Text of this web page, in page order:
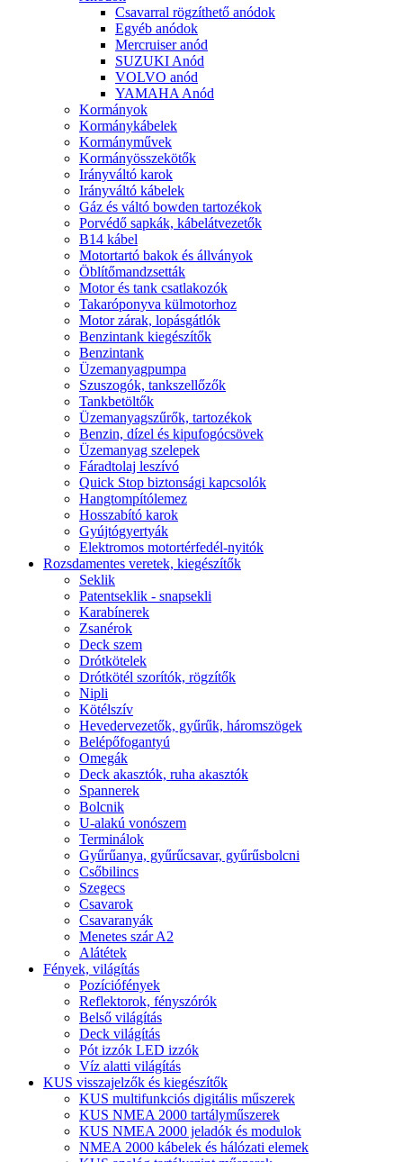
Csavarral rögzíthető anódok
Egyéb anódok
Mercruiser anód
SUZUKI Anód
VOLVO anód
YAMAHA Anód
Kormányok
Kormánykábelek
Kormányművek
Kormányösszekötők
Irányváltó karok
Irányváltó kábelek
Gáz és váltó bowden tartozékok
Porvédő sapkák, kábelátvezetők
B14 kábel
Motortartó bakok és állványok
Öblítőmandzsetták
Motor és tank csatlakozók
Takaróponyva külmotorhoz
Motor zárak, lopásgátlók
Benzintank kiegészítők
Benzintank
Üzemanyagpumpa
Szuszogók, tankszellőzők
Tankbetöltők
Üzemanyagszűrők, tartozékok
Benzin, dízel és kipufogócsövek
Üzemanyag szelepek
Fáradtolaj leszívó
Quick Stop biztonsági kapcsolók
Hangtompítólemez
Hosszabító karok
Gyújtógyertyák
Elektromos motortérfedél-nyitók
Rozsdamentes veretek, kiegészítők
Seklik
Patentseklik - snapsekli
Karabínerek
Zsanérok
Deck szem
Drótkötelek
Drótkötél szorítók, rögzítők
Nipli
Kötélszív
Hevedervezetők, gyűrűk, háromszögek
Belépőfogantyú
Omegák
Deck akasztók, ruha akasztók
Spannerek
Bolcnik
U-alakú vonószem
Terminálok
Gyűrűanya, gyűrűcsavar, gyűrűsbolcni
Csőbilincs
Szegecs
Csavarok
Csavaranyák
Menetes szár A2
Alátétek
Fények, világítás
Pozíciófények
Reflektorok, fényszórók
Belső világítás
Deck világítás
Pót izzók LED izzók
Víz alatti világítás
KUS visszajelzők és kiegészítők
KUS multifunkciós digitális műszerek
KUS NMEA 2000 tartályműszerek
KUS NMEA 2000 jeladók és modulok
NMEA 2000 kábelek és hálózati elemek